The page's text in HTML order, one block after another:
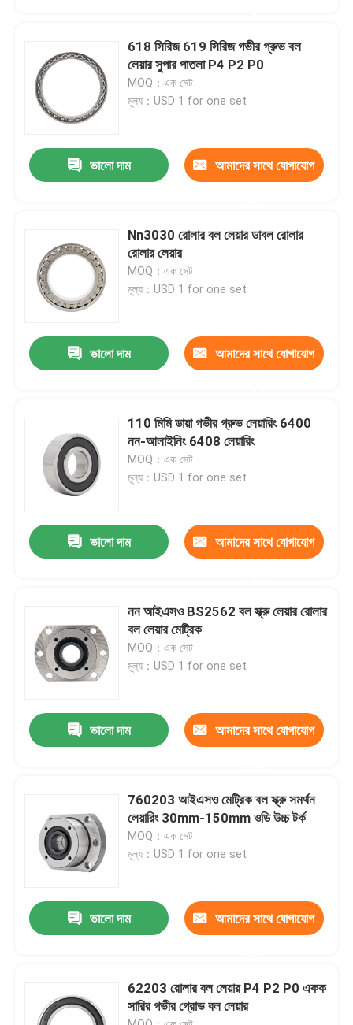
ভিডিও
আমাদের সম্পর্কে
মান নিয়ন্ত্রণ
আমাদের সাথে যোগাযোগ
উদ্ধৃতির জন্য আবেদন
লেপা ঘষিয়া তুলিয়া ফেলিতে সক্ষম
618 সিরিজ 619 সিরিজ গভীর গ্রুভ বল
লেয়ার সুপার পাতলা P4 P2 P0
MOQ：এক সেট
মূল্য：USD 1 for one set
ভালো দাম আমাদের সাথে যোগাযোগ
Nn3030 রোলার বল লেয়ার ডাবল রোলার
রোলার লেয়ার
MOQ：এক সেট
মূল্য：USD 1 for one set
ভালো দাম আমাদের সাথে যোগাযোগ
110 মিমি ডায়া গভীর গ্রুভ লেয়ারিং 6400
নন-আলাইনিং 6408 লেয়ারিং
MOQ：এক সেট
মূল্য：USD 1 for one set
ভালো দাম আমাদের সাথে যোগাযোগ
নন আইএসও BS2562 বল স্ক্রু লেয়ার রোলার
বল লেয়ার মেট্রিক
MOQ：এক সেট
মূল্য：USD 1 for one set
ভালো দাম আমাদের সাথে যোগাযোগ
760203 আইএসও মেট্রিক বল স্ক্রু সমর্থন
লেয়ারিং 30mm-150mm ওডি উচ্চ টর্ক
MOQ：এক সেট
মূল্য：USD 1 for one set
ভালো দাম আমাদের সাথে যোগাযোগ
62203 রোলার বল লেয়ার P4 P2 P0 একক
সারির গভীর গ্রোভ বল লেয়ার